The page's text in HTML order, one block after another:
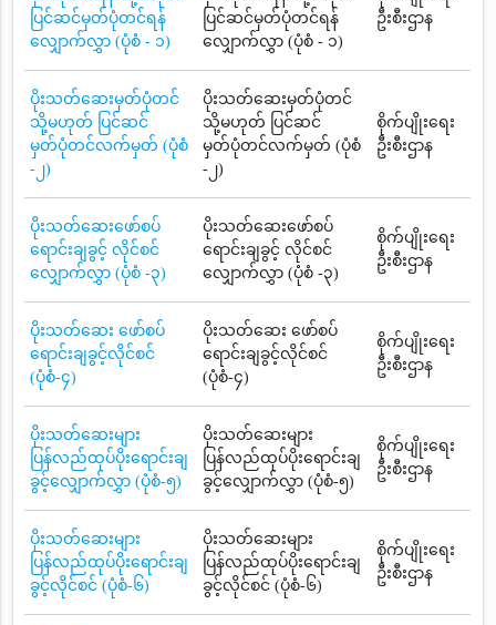
ပြင်ဆင်မှတ်ပုံတင်ရန်
လျှောက်လွှာ (ပုံစံ - ၁)
ပြင်ဆင်မှတ်ပုံတင်ရန်
လျှောက်လွှာ (ပုံစံ - ၁)
ဦးစီးဌာန
ပိုးသတ်ဆေးမှတ်ပုံတင်
သို့မဟုတ် ပြင်ဆင်
မှတ်ပုံတင်လက်မှတ် (ပုံစံ
-၂)
ပိုးသတ်ဆေးမှတ်ပုံတင်
သို့မဟုတ် ပြင်ဆင်
မှတ်ပုံတင်လက်မှတ် (ပုံစံ
-၂)
စိုက်ပျိုးရေး
ဦးစီးဌာန
ပိုးသတ်ဆေးဖော်စပ်
ရောင်းချခွင့် လိုင်စင်
လျှောက်လွှာ (ပုံစံ -၃)
ပိုးသတ်ဆေးဖော်စပ်
ရောင်းချခွင့် လိုင်စင်
လျှောက်လွှာ (ပုံစံ -၃)
စိုက်ပျိုးရေး
ဦးစီးဌာန
ပိုးသတ်ဆေး ဖော်စပ်
ရောင်းချခွင့်လိုင်စင်
(ပုံစံ-၄)
ပိုးသတ်ဆေး ဖော်စပ်
ရောင်းချခွင့်လိုင်စင်
(ပုံစံ-၄)
စိုက်ပျိုးရေး
ဦးစီးဌာန
ပိုးသတ်ဆေးများ
ပြန်လည်ထုပ်ပိုးရောင်းချ
ခွင့်လျှောက်လွှာ (ပုံစံ-၅)
ပိုးသတ်ဆေးများ
ပြန်လည်ထုပ်ပိုးရောင်းချ
ခွင့်လျှောက်လွှာ (ပုံစံ-၅)
စိုက်ပျိုးရေး
ဦးစီးဌာန
ပိုးသတ်ဆေးများ
ပြန်လည်ထုပ်ပိုးရောင်းချ
ခွင့်လိုင်စင် (ပုံစံ-၆)
ပိုးသတ်ဆေးများ
ပြန်လည်ထုပ်ပိုးရောင်းချ
ခွင့်လိုင်စင် (ပုံစံ-၆)
စိုက်ပျိုးရေး
ဦးစီးဌာန